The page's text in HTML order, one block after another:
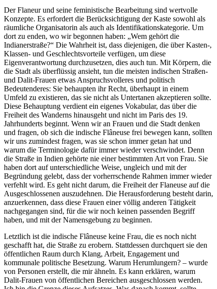
Der Flaneur und seine feministische Bearbeitung sind wertvolle
Konzepte. Es erfordert die Berücksichtigung der Kaste sowohl als
räumliche Organisatorin als auch als Identifikationskategorie. Um
dort zu enden, wo wir begonnen haben: „Wem gehört die
Indianerstraße?“ Die Wahrheit ist, dass diejenigen, die über Kasten-,
Klassen- und Geschlechtsvorteile verfügen, um diese
Eigenverantwortung durchzusetzen, dies auch tun. Mit Körpern, die
die Stadt als überflüssig ansieht, tun die meisten indischen Straßen-
und Dalit-Frauen etwas Anspruchsvolleres und politisch
Bedeutenderes: Sie behaupten ihr Recht, überhaupt in einem
Umfeld zu existieren, das sie nicht als Untertanen akzeptieren sollte.
Diese Behauptung verdient ein eigenes Vokabular, das über die
Freiheit des Wanderns hinausgeht und nicht im Paris des 19.
Jahrhunderts beginnt. Wenn wir an Frauen und die Stadt denken
und fragen, ob sich die indische Flâneuse frei bewegen kann, sollten
wir uns zumindest fragen, was sie schon immer getan hat und
warum die Terminologie dafür immer wieder verschwindet. Denn
die Straße in Indien gehörte nie einer bestimmten Art von Frau. Sie
haben dort auf unterschiedliche Weise, ungleich und mit der
Begründung gelebt, dass der vorherrschende Rahmen immer wieder
verfehlt wird. Es geht nicht darum, die Freiheit der Flaneuse auf die
Ausgeschlossenen auszudehnen. Die Herausforderung besteht darin,
anzuerkennen, dass diese Frauen einer völlig anderen Tätigkeit
nachgegangen sind, für die wir noch keinen passenden Begriff
haben, und mit der Namensgebung zu beginnen.
Letztlich ist die indische Flâneuse keine Frau, die es noch nicht
geschafft hat, die Straße zu erobern. Stattdessen durchquert sie den
öffentlichen Raum durch Klang, Arbeit, Engagement und
kommunale politische Besetzung. Warum Herumlungern? – wurde
von Personen erstellt, die mir ähneln. Es kann erklären, warum
Dalit-Frauen von öffentlichen Bereichen ausgeschlossen werden.